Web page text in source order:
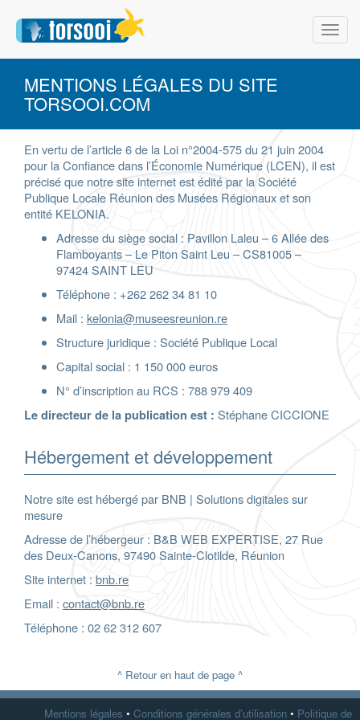
Toggle
MENTIONS LÉGALES DU SITE
TORSOOI.COM
En vertu de l’article 6 de la Loi n°2004-575 du 21 juin 2004
pour la Confiance dans l’Économie Numérique (LCEN), il est
précisé que notre site internet est édité par la Société
Publique Locale Réunion des Musées Régionaux et son
entité KELONIA.
Adresse du siège social : Pavillon Laleu – 6 Allée des
Flamboyants – Le Piton Saint Leu – CS81005 –
97424 SAINT LEU
Téléphone : +262 262 34 81 10
Mail : kelonia@museesreunion.re
Structure juridique : Société Publique Local
Capital social : 1 150 000 euros
N° d’inscription au RCS : 788 979 409
Le directeur de la publication est : Stéphane CICCIONE
Hébergement et développement
Notre site est hébergé par BNB | Solutions digitales sur
mesure
Adresse de l’hébergeur : B&B WEB EXPERTISE, 27 Rue
des Deux-Canons, 97490 Sainte-Clotilde, Réunion
Site internet : bnb.re
Email : contact@bnb.re
Téléphone : 02 62 312 607
^ Retour en haut de page ^
Mentions légales • Conditions générales d’utilisation • Politique de